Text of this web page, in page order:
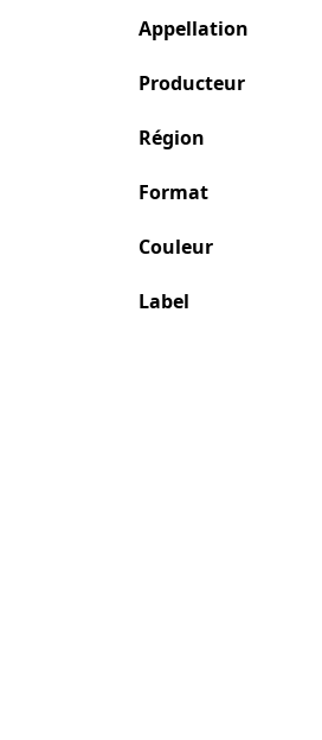
Appellation
Producteur
Région
Format
Couleur
Label